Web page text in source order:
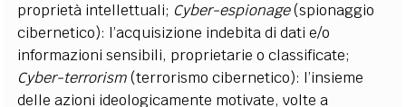
proprietà intellettuali; Cyber-espionage(spionaggio
cibernetico): l’acquisizione indebita di dati e/o
informazioni sensibili, proprietarie o classificate;
Cyber-terrorism(terrorismo cibernetico): l’insieme
delle azioni ideologicamente motivate, volte a